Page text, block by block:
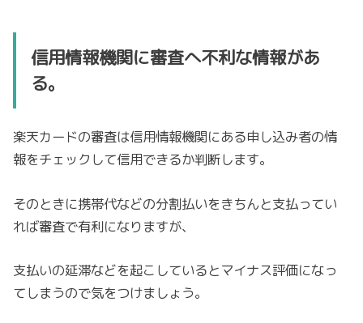
信用情報機関に審査へ不利な情報があ
る。
楽天カードの審査は信用情報機関にある申し込み者の情
報をチェックして信用できるか判断します。
そのときに携帯代などの分割払いをきちんと支払ってい
れば審査で有利になりますが、
支払いの延滞などを起こしているとマイナス評価になっ
てしまうので気をつけましょう。